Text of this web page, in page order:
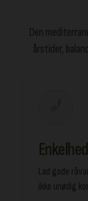
Den
årstider,
Enkelhed
Lad gode
ikke unødig